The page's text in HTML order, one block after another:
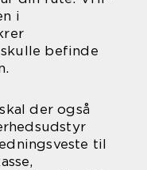
i
befinde
der også
til